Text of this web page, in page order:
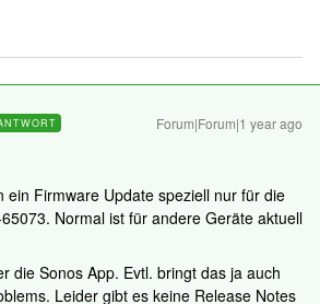
Forum|Forum|1 year ago
ein Firmware Update speziell nur für die
Normal ist für andere Geräte aktuell
die Sonos App. Evtl. bringt das ja auch
Leider gibt es keine Release Notes